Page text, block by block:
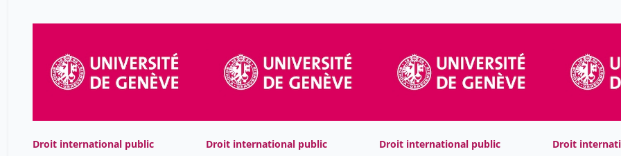
Droit international public
Droit international public
Droit international public
Droit